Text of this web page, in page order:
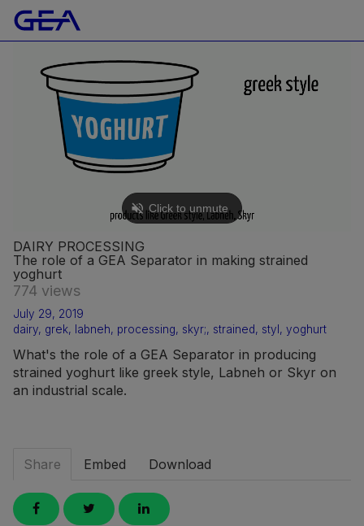
DAIRY PROCESSING
The role of a GEA Separator in making strained
yoghurt
774 views
July 29, 2019
dairy, grek, labneh, processing, skyr;, strained, styl , yoghurt
What's the role of a GEA Separator in producing
strained yoghurt like greek style, Labneh or Skyr on
an industrial scale.
Share Embed Download